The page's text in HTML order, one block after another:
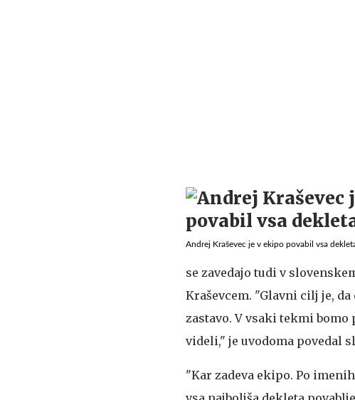
Andrej Kraševec je v ekipo povabil vsa
se zavedajo tudi v
Kraševcem. "Glavni cilj je,
zastavo. V vsaki tekmi
videli," je uvodoma povedal
"Kar zadeva ekipo. Po